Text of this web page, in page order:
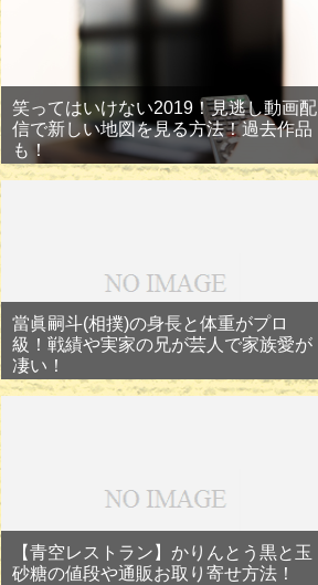
笑ってはいけない2019！見逃し動画配
信で新しい地図を見る方法！過去作品
も！
當眞嗣斗(相撲)の身長と体重がプロ
級！戦績や実家の兄が芸人で家族愛が
凄い！
【青空レストラン】かりんとう黒と玉
砂糖の値段や通販お取り寄せ方法！